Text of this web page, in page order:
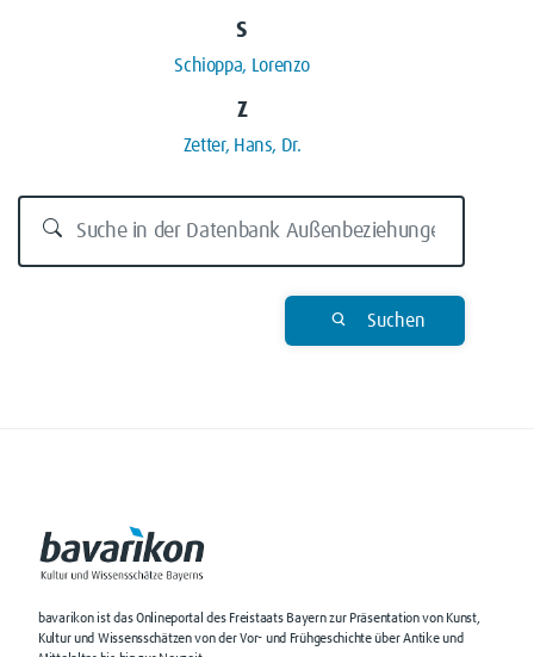
S
Schioppa, Lorenzo
Z
Zetter, Hans, Dr.
Suchen
bavarikon ist das Onlineportal des Freistaats Bayern zur Präsentation von Kunst,
Kultur und Wissensschätzen von der Vor- und Frühgeschichte über Antike und